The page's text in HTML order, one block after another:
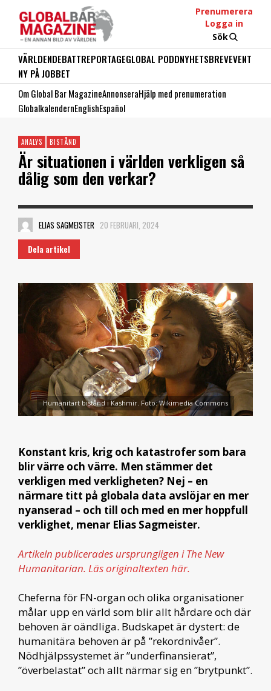
Prenumerera
Logga in
Sök
VÄRLDENDEBATTREPORTAGEGLOBAL PODDNYHETSBREVEVENT
NY PÅ JOBBET
Om Global Bar MagazineAnnonseraHjälp med prenumeration
GlobalkalendernEnglishEspañol
ANALYS BISTÅND
Är situationen i världen verkligen så
dålig som den verkar?
ELIAS SAGMEISTER 20 FEBRUARI, 2024
Dela artikel
Humanitärt bistånd i Kashmir. Foto: Wikimedia Commons
Konstant kris, krig och katastrofer som bara
blir värre och värre. Men stämmer det
verkligen med verkligheten? Nej – en
närmare titt på globala data avslöjar en mer
nyanserad – och till och med en mer hoppfull
verklighet, menar Elias Sagmeister.
Artikeln publicerades ursprungligen i The New
Humanitarian. Läs originaltexten här.
Cheferna för FN-organ och olika organisationer
målar upp en värld som blir allt hårdare och där
behoven är oändliga. Budskapet är dystert: de
humanitära behoven är på ”rekordnivåer”.
Nödhjälpssystemet är ”underfinansierat”,
”överbelastat” och allt närmar sig en ”brytpunkt”.